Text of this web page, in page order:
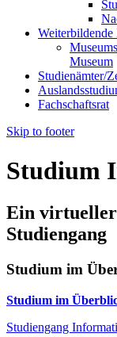
Weiterbildende
Museum
Studienämter/
Fachschaftsrat
Skip to footer
Studium
Ein virtueller
Studiengang
Studium im
Studium im
Studiengang